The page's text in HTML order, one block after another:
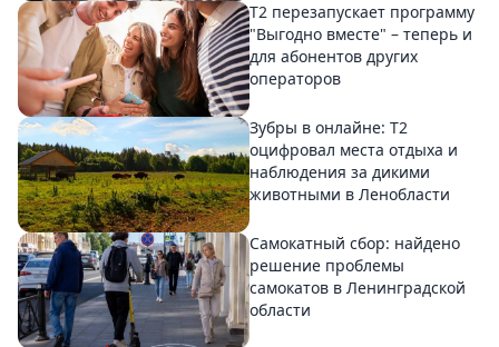
Т2 перезапускает программу
"Выгодно вместе" – теперь и
для абонентов других
операторов
Зубры в онлайне: Т2
оцифровал места отдыха и
наблюдения за дикими
животными в Ленобласти
Самокатный сбор: найдено
решение проблемы
самокатов в Ленинградской
области